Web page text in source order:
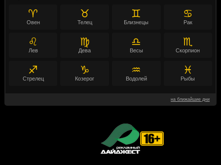
♈
Овен
♉
Телец
♊
Близнецы
♋
Рак
♌
Лев
♍
Дева
♎
Весы
♏
Скорпион
♐
Стрелец
♑
Козерог
♒
Водолей
♓
Рыбы
на ближайшие дни